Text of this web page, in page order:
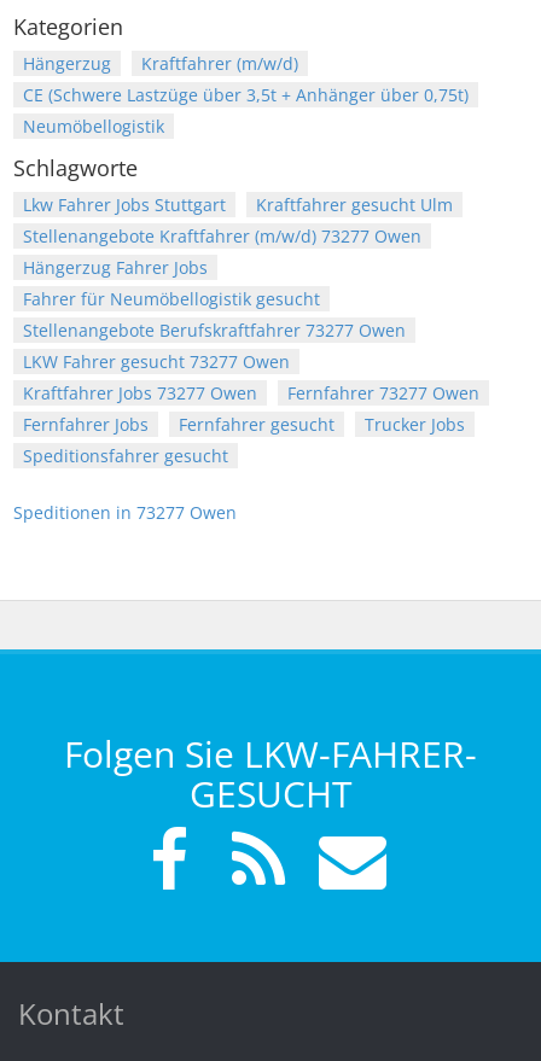
Kategorien
Hängerzug
Kraftfahrer (m/w/d)
CE (Schwere Lastzüge über 3,5t + Anhänger über 0,75t)
Neumöbellogistik
Schlagworte
Lkw Fahrer Jobs Stuttgart
Kraftfahrer gesucht Ulm
Stellenangebote Kraftfahrer (m/w/d) 73277 Owen
Hängerzug Fahrer Jobs
Fahrer für Neumöbellogistik gesucht
Stellenangebote Berufskraftfahrer 73277 Owen
LKW Fahrer gesucht 73277 Owen
Kraftfahrer Jobs 73277 Owen
Fernfahrer 73277 Owen
Fernfahrer Jobs
Fernfahrer gesucht
Trucker Jobs
Speditionsfahrer gesucht
Speditionen in 73277 Owen
Folgen Sie LKW-FAHRER-
GESUCHT
Kontakt